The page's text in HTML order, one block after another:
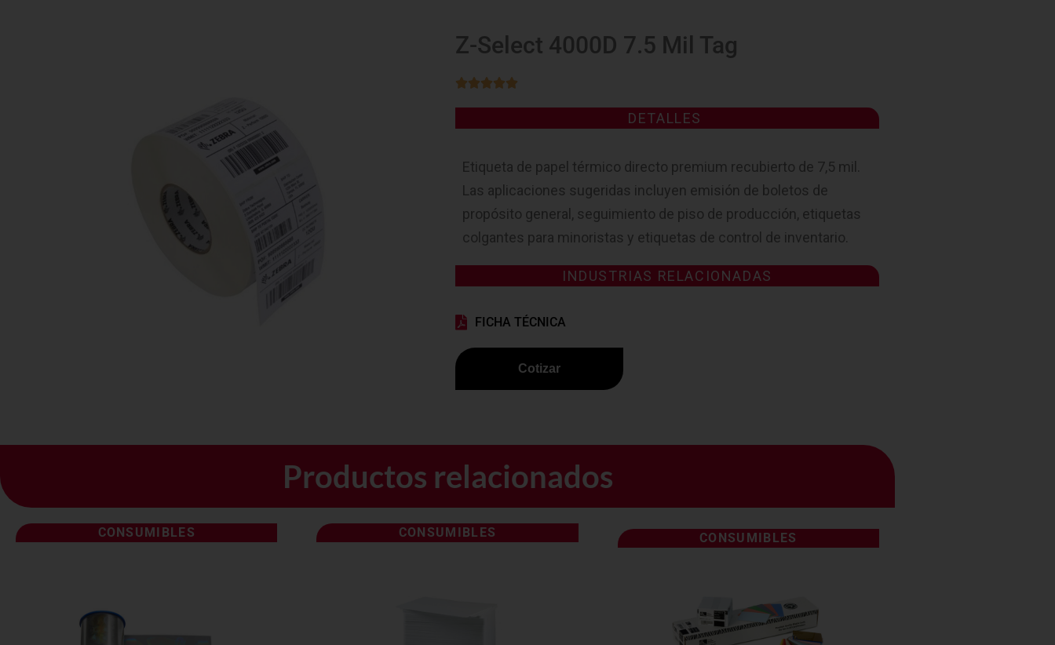
Z-Select 4000D 7.5 Mil Tag

DETALLES
Etiqueta de papel térmico directo premium recubierto de 7,5 mil.
Las aplicaciones sugeridas incluyen emisión de boletos de
propósito general, seguimiento de piso de producción, etiquetas
colgantes para minoristas y etiquetas de control de inventario.
INDUSTRIAS RELACIONADAS
FICHA TÉCNICA
Cotizar
Productos relacionados
CONSUMIBLES CONSUMIBLES CONSUMIBLES